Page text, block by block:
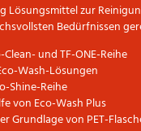
Lösungsmittel zur
Bedürfnissen
und TF-ONE-Reihe
Wash-Lösungen
Shine-Reihe
von Eco-Wash Plus
Grundlage von PET-